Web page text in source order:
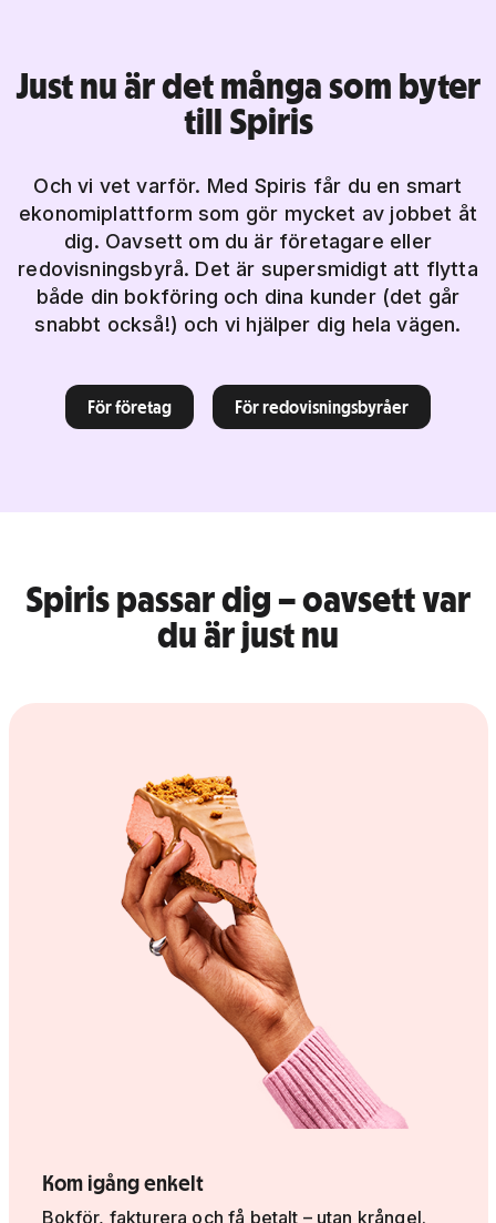
Just nu är det många som byter
till Spiris
Och vi vet varför. Med Spiris får du en smart
ekonomiplattform som gör mycket av jobbet åt
dig. Oavsett om du är företagare eller
redovisningsbyrå. Det är supersmidigt att flytta
både din bokföring och dina kunder (det går
snabbt också!) och vi hjälper dig hela vägen.
För företag För redovisningsbyråer
Spiris passar dig – oavsett var
du är just nu
Kom igång enkelt
Bokför, fakturera och få betalt – utan krångel.